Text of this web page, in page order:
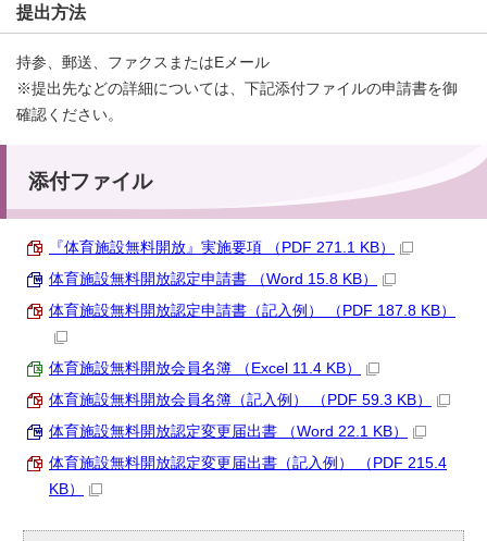
提出方法
持参、郵送、ファクスまたはEメール
※提出先などの詳細については、下記添付ファイルの申請書を御
確認ください。
添付ファイル
『体育施設無料開放』実施要項 （PDF 271.1 KB）
体育施設無料開放認定申請書 （Word 15.8 KB）
体育施設無料開放認定申請書（記入例） （PDF 187.8 KB）
体育施設無料開放会員名簿 （Excel 11.4 KB）
体育施設無料開放会員名簿（記入例） （PDF 59.3 KB）
体育施設無料開放認定変更届出書 （Word 22.1 KB）
体育施設無料開放認定変更届出書（記入例） （PDF 215.4
KB）